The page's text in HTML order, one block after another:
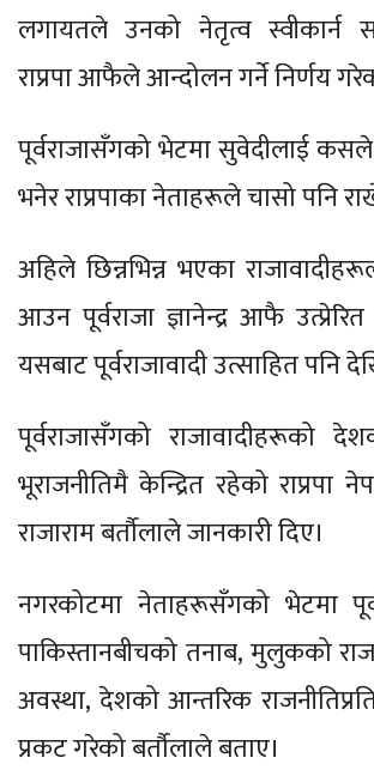
लगायतले उनको नेतृत्व स्वीकार्न
राप्रपा आफैले आन्दोलन गर्ने निर्णय
पूर्वराजासँगको भेटमा सुवेदीलाई
भनेर राप्रपाका नेताहरूले चासो पनि
अहिले छिन्नभिन्न भएका
आउन पूर्वराजा ज्ञानेन्द्र आफै
यसबाट पूर्वराजावादी उत्साहित पनि
पूर्वराजासँगको राजावादीहरूको
भूराजनीतिमै केन्द्रित रहेको राप्रपा
राजाराम बर्तौलाले जानकारी दिए।
नगरकोटमा नेताहरूसँगको भेटमा
पाकिस्तानबीचको तनाब, मुलुकको
अवस्था, देशको आन्तरिक
प्रकट गरेको बर्तौलाले बताए।